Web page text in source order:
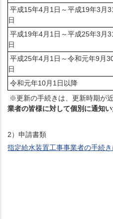
平成15年4月1日～平成19年3月
日
平成19年4月1日～平成25年3月
日
平成25年4月1日～令和元年9月
日
令和元年10月1日以降
※更新の手続きは、更新時期が
業者の皆様に対して個別に通知い
2）申請書類
指定給水装置工事事業者の手続